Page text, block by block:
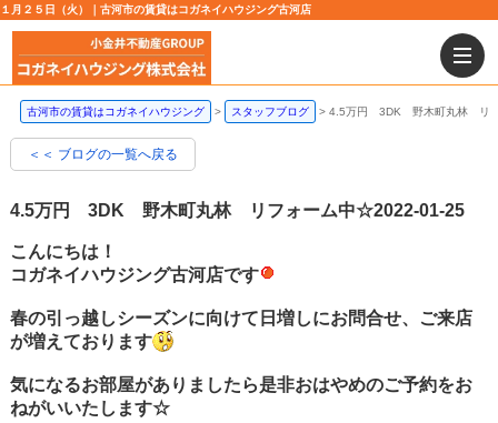
１月２５日（火）｜古河市の賃貸はコガネイハウジング古河店
古河市の賃貸はコガネイハウジング スタッフブログ 4.5万円 3DK 野木町丸林 リ
＜＜ ブログの一覧へ戻る
4.5万円 3DK 野木町丸林 リフォーム中☆2022-01-25
こんにちは！
コガネイハウジング古河店です
春の引っ越しシーズンに向けて日増しにお問合せ、ご来店
が増えております
気になるお部屋がありましたら是非おはやめのご予約をお
ねがいいたします☆